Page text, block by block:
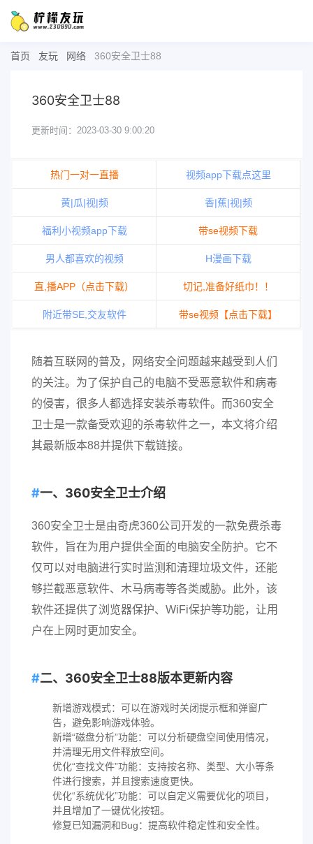
首页 友玩 网络 360安全卫士88
360安全卫士88
更新时间：2023-03-30 9:00:20
热门一对一直播 视频app下载点这里
黄|瓜|视|频 香|蕉|视|频
福利小视频app下载 带se视频下载
男人都喜欢的视频 H漫画下载
直,播APP（点击下载） 切记,准备好纸巾！！
附近带SE,交友软件 带se视频【点击下载】
随着互联网的普及，网络安全问题越来越受到人们
的关注。为了保护自己的电脑不受恶意软件和病毒
的侵害，很多人都选择安装杀毒软件。而360安全
卫士是一款备受欢迎的杀毒软件之一，本文将介绍
其最新版本88并提供下载链接。
一、360安全卫士介绍
360安全卫士是由奇虎360公司开发的一款免费杀毒
软件，旨在为用户提供全面的电脑安全防护。它不
仅可以对电脑进行实时监测和清理垃圾文件，还能
够拦截恶意软件、木马病毒等各类威胁。此外，该
软件还提供了浏览器保护、WiFi保护等功能，让用
户在上网时更加安全。
二、360安全卫士88版本更新内容
新增游戏模式：可以在游戏时关闭提示框和弹窗广
告，避免影响游戏体验。
新增“磁盘分析”功能：可以分析硬盘空间使用情况，
并清理无用文件释放空间。
优化“查找文件”功能：支持按名称、类型、大小等条
件进行搜索，并且搜索速度更快。
优化“系统优化”功能：可以自定义需要优化的项目，
并且增加了一键优化按钮。
修复已知漏洞和Bug：提高软件稳定性和安全性。